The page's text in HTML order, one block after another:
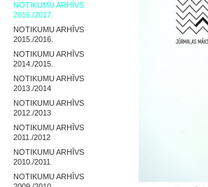
NOTIKUMU ARHĪVS
2016./2017.
NOTIKUMU ARHĪVS
2015./2016.
NOTIKUMU ARHĪVS
2014./2015.
NOTIKUMU ARHĪVS
2013./2014
NOTIKUMU ARHĪVS
2012./2013
NOTIKUMU ARHĪVS
2011./2012
NOTIKUMU ARHĪVS
2010./2011
NOTIKUMU ARHĪVS